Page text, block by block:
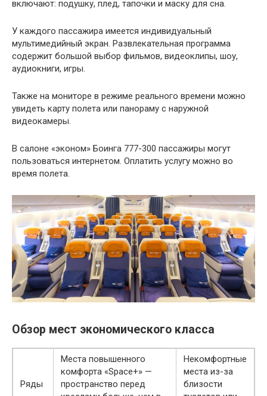
включают: подушку, плед, тапочки и маску для сна.
У каждого пассажира имеется индивидуальный
мультимедийный экран. Развлекательная программа
содержит большой выбор фильмов, видеоклипы, шоу,
аудиокниги, игры.
Также на мониторе в режиме реального времени можно
увидеть карту полета или панораму с наружной
видеокамеры.
В салоне «эконом» Боинга 777-300 пассажиры могут
пользоваться интернетом. Оплатить услугу можно во
время полета.
Обзор мест экономического класса
Ряды
Места повышенного
комфорта «Space+» —
пространство перед
Некомфортные
места из-за
близости